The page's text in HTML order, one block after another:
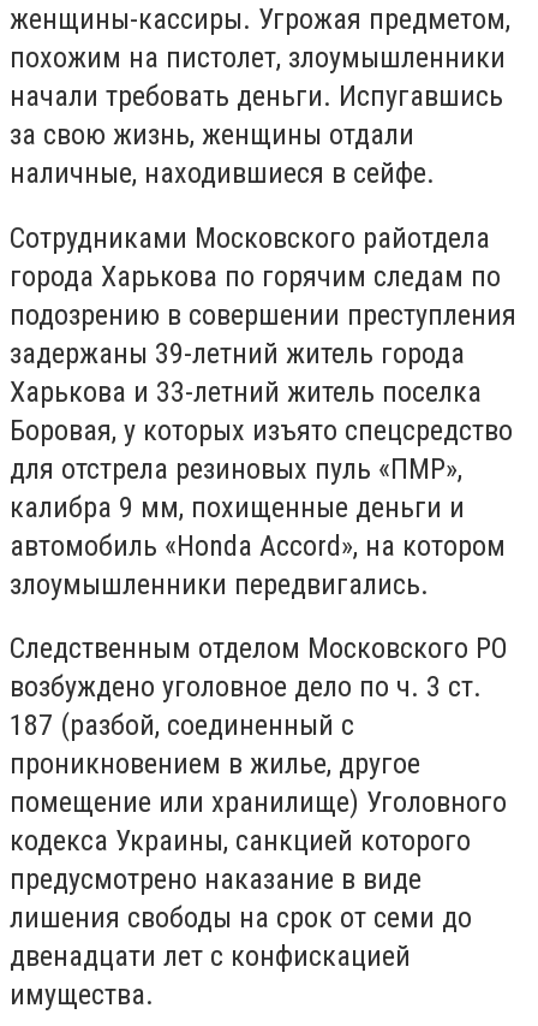
женщины-кассиры. Угрожая предметом,
похожим на пистолет, злоумышленники
начали требовать деньги. Испугавшись
за свою жизнь, женщины отдали
наличные, находившиеся в сейфе.
Сотрудниками Московского райотдела
города Харькова по горячим следам по
подозрению в совершении преступления
задержаны 39-летний житель города
Харькова и 33-летний житель поселка
Боровая, у которых изъято спецсредство
для отстрела резиновых пуль «ПМР»,
калибра 9 мм, похищенные деньги и
автомобиль «Ноndа Аccord», на котором
злоумышленники передвигались.
Следственным отделом Московского РО
возбуждено уголовное дело по ч. 3 ст.
187 (разбой, соединенный с
проникновением в жилье, другое
помещение или хранилище) Уголовного
кодекса Украины, санкцией которого
предусмотрено наказание в виде
лишения свободы на срок от семи до
двенадцати лет с конфискацией
имущества.